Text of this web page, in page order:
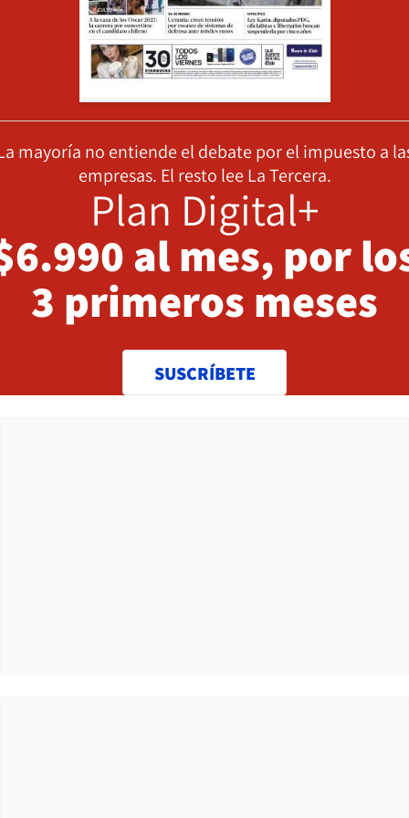
mayoría no entiende el debate por el impuesto a
empresas. El resto lee La Tercera.
Plan Digital+
al mes, por
3 primeros meses
SUSCRÍBETE